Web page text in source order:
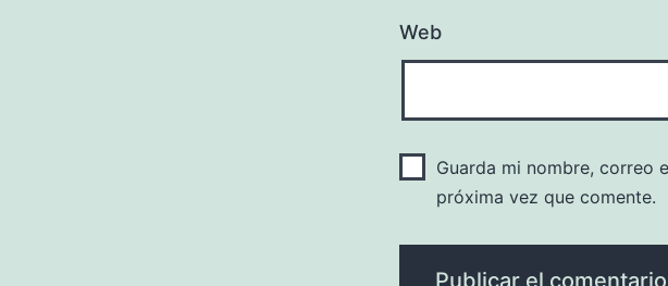
Web
Guarda mi nombre, correo
próxima vez que comente.